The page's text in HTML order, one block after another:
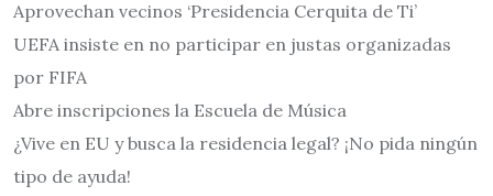
Aprovechan vecinos ‘Presidencia Cerquita de Ti’
UEFA insiste en no participar en justas organizadas
por FIFA
Abre inscripciones la Escuela de Música
¿Vive en EU y busca la residencia legal? ¡No pida ningún
tipo de ayuda!